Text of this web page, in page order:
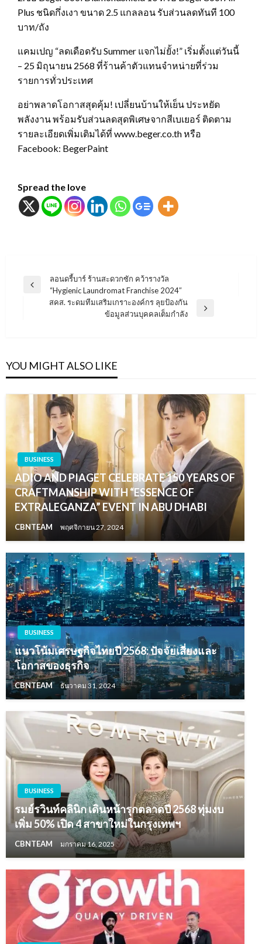
Plus ชนิดกึ่งเงา ขนาด 2.5 แกลลอน รับส่วนลดทันที 100
บาท/ถัง
แคมเปญ “ลดเดือดรับ Summer แจกไม่ยั้ง!” เริ่มตั้งแต่วันนี้
– 25 มิถุนายน 2568 ที่ร้านค้าตัวแทนจำหน่ายที่ร่วม
รายการทั่วประเทศ
อย่าพลาดโอกาสสุดคุ้ม! เปลี่ยนบ้านให้เย็น ประหยัด
พลังงาน พร้อมรับส่วนลดสุดพิเศษจากสีเบเยอร์ ติดตาม
รายละเอียดเพิ่มเติมได้ที่ www.beger.co.th หรือ
Facebook: BegerPaint
Spread the love
แนะแนว
Previous
ลอนดรี้บาร์ ร้านสะดวกซัก คว้ารางวัล
“Hygienic Laundromat Franchise 2024″
สคส. ระดมทีมเสริมเกราะองค์กร ลุยป้องกัน
ข้อมูลส่วนบุคคลเต็มกำลัง
YOU MIGHT ALSO LIKE
BUSINESS
ADIO AND PIAGET CELEBRATE 150 YEARS OF
CRAFTMANSHIP WITH “ESSENCE OF
EXTRALEGANZA” EVENT IN ABU DHABI
CBNTEAM พฤศจิกายน 27, 2024
BUSINESS
แนวโน้มเศรษฐกิจไทยปี 2568: ปัจจัยเสี่ยงและ
โอกาสของธุรกิจ
CBNTEAM ธันวาคม 31, 2024
BUSINESS
รมย์รวินท์คลินิก เดินหน้ารุกตลาดปี 2568 ทุ่มงบ
เพิ่ม 50% เปิด 4 สาขาใหม่ในกรุงเทพฯ
CBNTEAM มกราคม 16, 2025